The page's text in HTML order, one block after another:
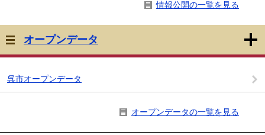
情報公開の一覧を見る
オープンデータ
呉市オープンデータ
オープンデータの一覧を見る